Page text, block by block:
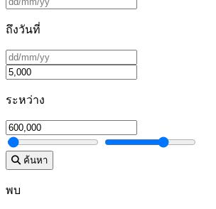
ถึงวันที่
ระหว่าง
ค้นหา
พบ